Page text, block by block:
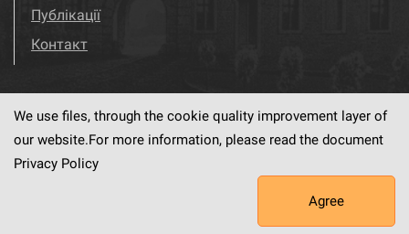
Публікації
Контакт
Visit us! Facebook
software created by
We use files, through the cookie quality improvement layer of
our website.For more information, please read the document
Privacy Policy
Agree